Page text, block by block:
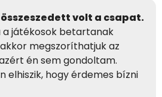
volt a csapat.
a játékosok betartanak
megszoríthatjuk az
én sem gondoltam.
elhiszik, hogy érdemes bízni